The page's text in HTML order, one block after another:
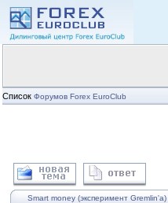
Список Форумов Forex EuroClub
Smart money (эксперимент Gremlin'a)